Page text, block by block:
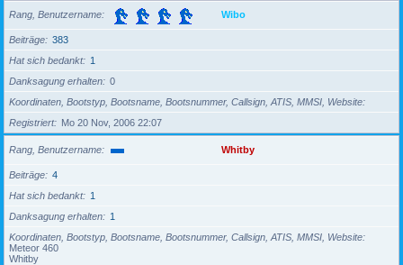
Rang, Benutzername Wibo
Beiträge
383
Hat sich bedankt
1
Danksagung erhalten
0
Koordinaten, Bootstyp, Bootsname, Bootsnummer, Callsign, ATIS, MMSI, Website
Registriert
Mo 20 Nov, 2006 22:07
Rang, Benutzername Whitby
Beiträge
4
Hat sich bedankt
1
Danksagung erhalten
1
Koordinaten, Bootstyp, Bootsname, Bootsnummer, Callsign, ATIS, MMSI, Website
Meteor 460
Whitby